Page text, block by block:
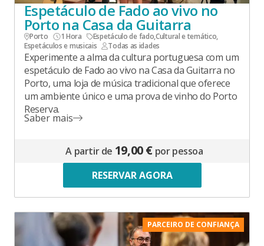
Espetáculo de Fado ao vivo no
Porto na Casa da Guitarra
Porto 1 Hora Espetáculo de fado,Cultural e temático,
Espetáculos e musicais
Todas as idades
Experimente a alma da cultura portuguesa com um
espetáculo de Fado ao vivo na Casa da Guitarra no
Porto, uma loja de música tradicional que oferece
um ambiente único e uma prova de vinho do Porto
Reserva.
Saber mais
A partir de 19,00 € por pessoa
RESERVAR AGORA
PARCEIRO DE CONFIANÇA